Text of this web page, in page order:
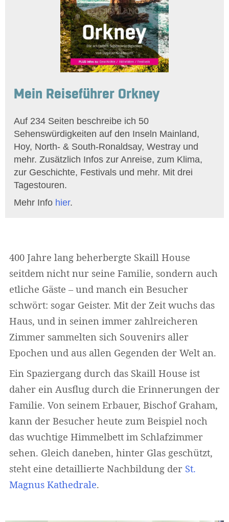
Mein Reiseführer Orkney
Auf 234 Seiten beschreibe ich 50
Sehenswürdigkeiten auf den Inseln Mainland,
Hoy, North- & South-Ronaldsay, Westray und
mehr. Zusätzlich Infos zur Anreise, zum Klima,
zur Geschichte, Festivals und mehr. Mit drei
Tagestouren.
Mehr Info hier.
400 Jahre lang beherbergte Skaill House
seitdem nicht nur seine Familie, sondern auch
etliche Gäste – und manch ein Besucher
schwört: sogar Geister. Mit der Zeit wuchs das
Haus, und in seinen immer zahlreicheren
Zimmer sammelten sich Souvenirs aller
Epochen und aus allen Gegenden der Welt an.
Ein Spaziergang durch das Skaill House ist
daher ein Ausflug durch die Erinnerungen der
Familie. Von seinem Erbauer, Bischof Graham,
kann der Besucher heute zum Beispiel noch
das wuchtige Himmelbett im Schlafzimmer
sehen. Gleich daneben, hinter Glas geschützt,
steht eine detaillierte Nachbildung der St.
Magnus Kathedrale.